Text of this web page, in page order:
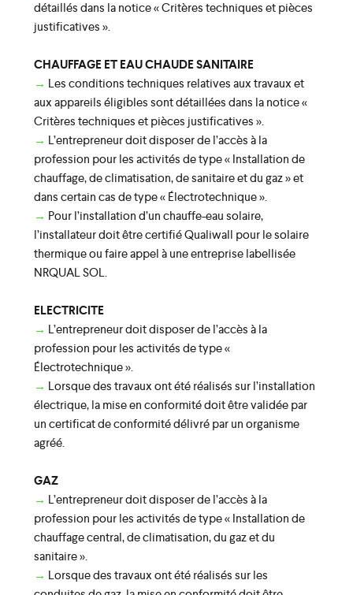
détaillés dans la notice « Critères techniques et pièces
justificatives ».
CHAUFFAGE ET EAU CHAUDE SANITAIRE
→ Les conditions techniques relatives aux travaux et
aux appareils éligibles sont détaillées dans la notice «
Critères techniques et pièces justificatives ».
→ L’entrepreneur doit disposer de l’accès à la
profession pour les activités de type « Installation de
chauffage, de climatisation, de sanitaire et du gaz » et
dans certain cas de type « Électrotechnique ».
→ Pour l’installation d’un chauffe-eau solaire,
l’installateur doit être certifié Qualiwall pour le solaire
thermique ou faire appel à une entreprise labellisée
NRQUAL SOL.
ELECTRICITE
→ L’entrepreneur doit disposer de l’accès à la
profession pour les activités de type «
Électrotechnique ».
→ Lorsque des travaux ont été réalisés sur l’installation
électrique, la mise en conformité doit être validée par
un certificat de conformité délivré par un organisme
agréé.
GAZ
→ L’entrepreneur doit disposer de l’accès à la
profession pour les activités de type « Installation de
chauffage central, de climatisation, du gaz et du
sanitaire ».
→ Lorsque des travaux ont été réalisés sur les